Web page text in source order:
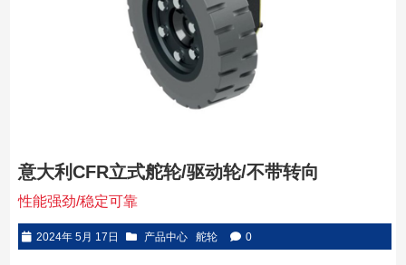
意大利CFR立式舵轮/驱动轮/不带转向
性能强劲/稳定可靠
2024年 5月 17日 产品中心 舵轮 0